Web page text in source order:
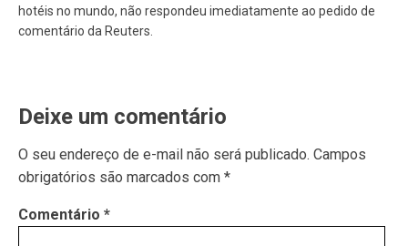
hotéis no mundo, não respondeu imediatamente ao pedido de
comentário da Reuters.
Deixe um comentário
O seu endereço de e-mail não será publicado. Campos
obrigatórios são marcados com *
Comentário *